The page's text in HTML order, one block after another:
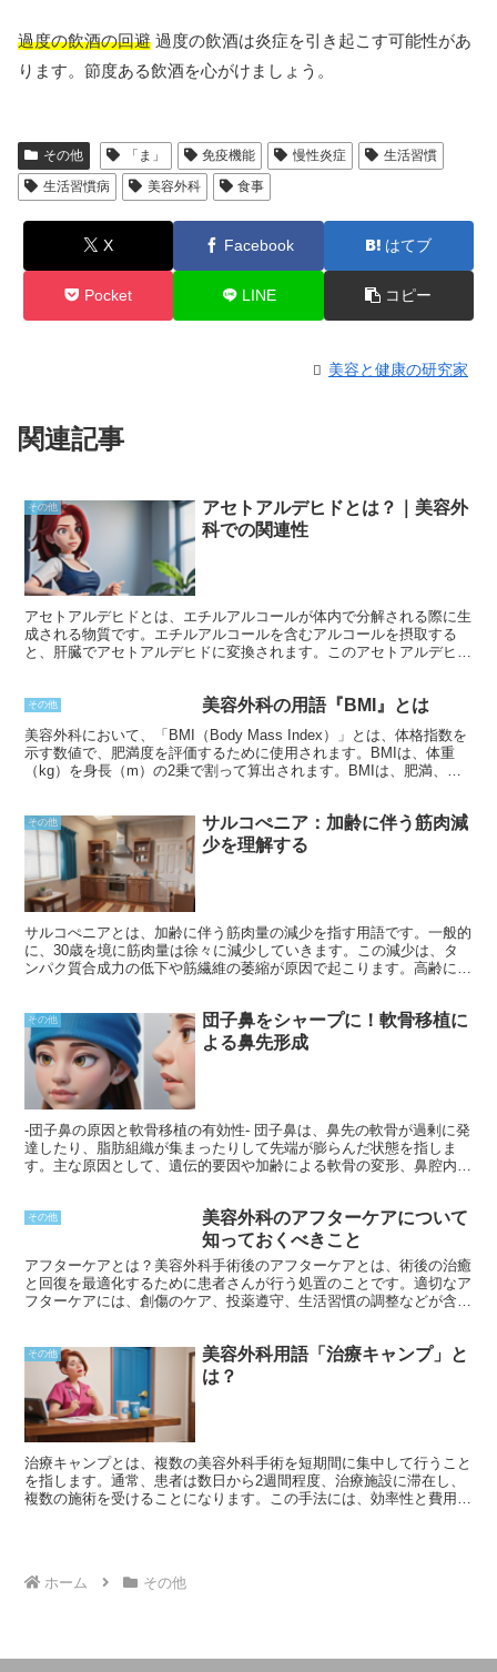
過度の飲酒の回避 過度の飲酒は炎症を引き起こす可能性があ
ります。節度ある飲酒を心がけましょう。
その他 「ま」 免疫機能 慢性炎症
生活習慣
生活習慣病
美容外科 食事
X Facebook はてブ
Pocket LINE コピー
美容と健康の研究家
関連記事
その他
アセトアルデヒドとは？｜美容外
科での関連性
アセトアルデヒドとは、エチルアルコールが体内で分解される際に生
成される物質です。エチルアルコールを含むアルコールを摂取する
と、肝臓でアセトアルデヒドに変換されます。このアセトアルデヒド
その他 美容外科の用語『BMI』とは
美容外科において、「BMI（Body Mass Index）」とは、体格指数を
示す数値で、肥満度を評価するために使用されます。BMIは、体重
（kg）を身長（m）の2乗で割って算出されます。BMIは、肥満、過
美容外科手術の適格性を判断する際に、患者さんの健康状態を評価す
るために使用されます。
その他
サルコぺニア：加齢に伴う筋肉減
少を理解する
サルコぺニアとは、加齢に伴う筋肉量の減少を指す用語です。一般的
に、30歳を境に筋肉量は徐々に減少していきます。この減少は、タ
ンパク質合成力の低下や筋繊維の萎縮が原因で起こります。高齢にな
折のリスクを高め、介護が必要になる可能性も高まります。
その他
団子鼻をシャープに！軟骨移植に
よる鼻先形成
-団子鼻の原因と軟骨移植の有効性- 団子鼻は、鼻先の軟骨が過剰に発
達したり、脂肪組織が集まったりして先端が膨らんだ状態を指しま
す。主な原因として、遺伝的要因や加齢による軟骨の変形、鼻腔内の
は、耳や肋骨などの部位から軟骨を採取し、鼻先に移植して先端を形
成する手術です。移植された軟骨は鼻先の土台となり、長期間安定し
た形状を維持します。さらに、採取した部位の軟骨は鼻の組織と親和
性が高く、異物反応や感染のリスクが低いため、安全性の高い治療法
とされています。
その他
美容外科のアフターケアについて
知っておくべきこと
アフターケアとは？美容外科手術後のアフターケアとは、術後の治癒
と回復を最適化するために患者さんが行う処置のことです。適切なア
フターケアには、創傷のケア、投薬遵守、生活習慣の調整などが含ま
その他
美容外科用語「治療キャンプ」と
は？
治療キャンプとは、複数の美容外科手術を短期間に集中して行うこと
を指します。通常、患者は数日から2週間程度、治療施設に滞在し、
複数の施術を受けることになります。この手法には、効率性と費用対
ホーム その他